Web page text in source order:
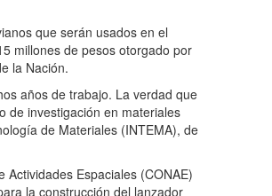
que serán usados en el
millones de pesos otorgado por
la Nación.
años de trabajo. La verdad que
de investigación en materiales
de Materiales (INTEMA), de
Espaciales (CONAE)
la construcción del lanzador